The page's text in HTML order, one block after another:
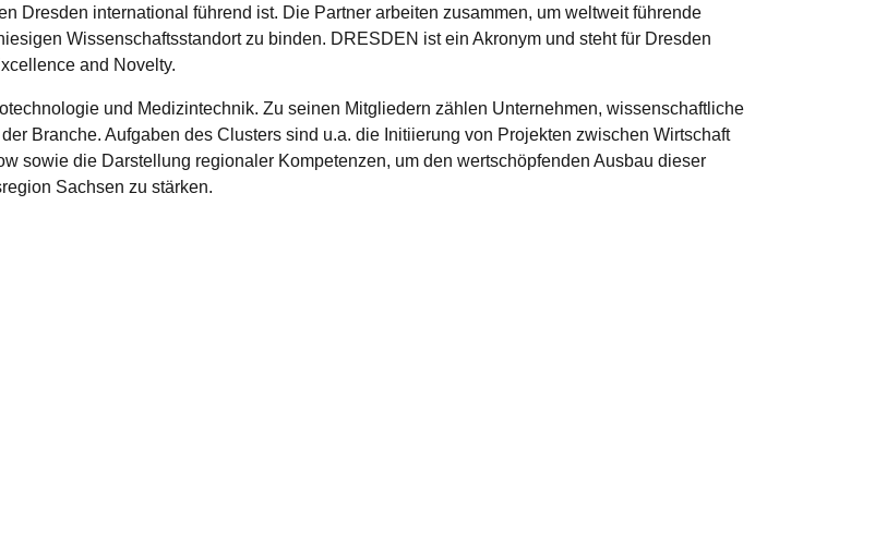
Dresden international führend ist. Die Partner arbeiten zusammen, um weltweit führende
Wissenschaftsstandort zu binden. DRESDEN ist ein Akronym und steht für Dresden
and Novelty.
und Medizintechnik. Zu seinen Mitgliedern zählen Unternehmen, wissenschaftliche
Branche. Aufgaben des Clusters sind u.a. die Initiierung von Projekten zwischen Wirtschaft
sowie die Darstellung regionaler Kompetenzen, um den wertschöpfenden Ausbau dieser
Sachsen zu stärken.